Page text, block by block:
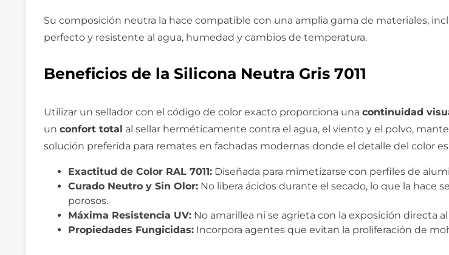
Su composición neutra la hace compatible con una amplia gama de materiales,
perfecto y resistente al agua, humedad y cambios de temperatura.
Beneficios de la Silicona Neutra Gris 7011
Utilizar un sellador con el código de color exacto proporciona una continuidad
un confort total al sellar herméticamente contra el agua, el viento y el polvo,
solución preferida para remates en fachadas modernas donde el detalle del color
Exactitud de Color RAL 7011: Diseñada para mimetizarse con perfiles de
Curado Neutro y Sin Olor: No libera ácidos durante el secado, lo que la hace
porosos.
Máxima Resistencia UV: No amarillea ni se agrieta con la exposición directa
Propiedades Fungicidas: Incorpora agentes que evitan la proliferación de